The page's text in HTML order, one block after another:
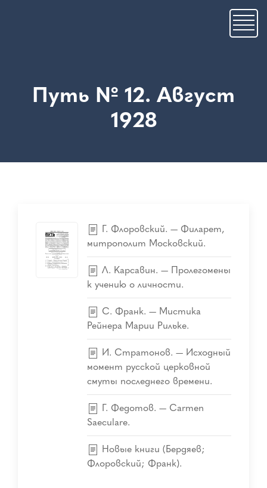
Путь № 12. Август
1928
Г. Флоровский. — Филарет,
митрополит Московский.
Л. Карсавин. — Пролегомены
к учению о личности.
С. Франк. — Мистика
Рейнера Марии Рильке.
И. Стратонов. — Исходный
момент русской церковной
смуты последнего времени.
Г. Федотов. — Carmen
Saeculare.
Новые книги (Бердяев;
Флоровский; Франк).